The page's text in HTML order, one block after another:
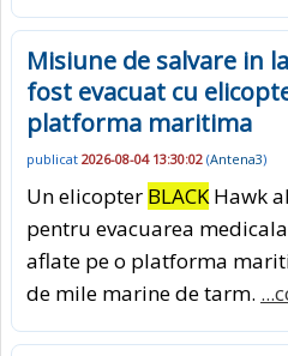
Misiune de salvare in
fost evacuat cu
platforma maritima
publicat 2026-08-04 13:30:02 (Antena3)
Un elicopter BLACKHawk
pentru evacuarea
aflate pe o platforma
de mile marine de tarm.